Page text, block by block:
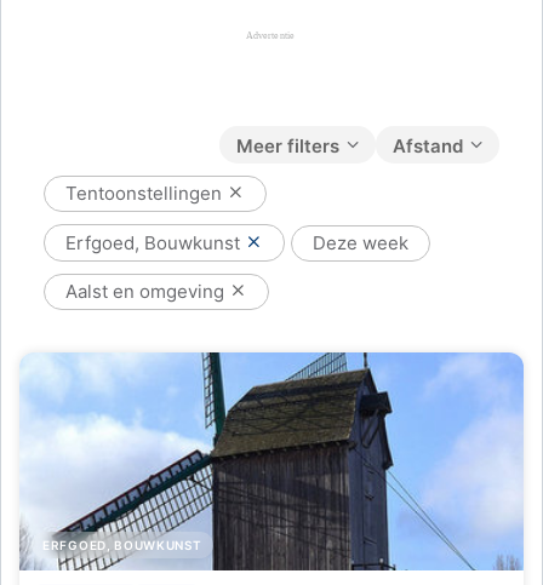
Afstand
Meer filters
Tentoonstellingen
Erfgoed, Bouwkunst Deze week
Aalst en omgeving
ERFGOED, BOUWKUNST